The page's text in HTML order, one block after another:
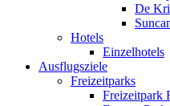
De
Hotels
Einzelhotels
Ausflugsziele
Freizeitparks
Freizeitpark